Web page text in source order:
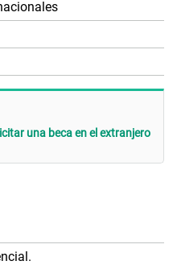
una beca en el extranjero